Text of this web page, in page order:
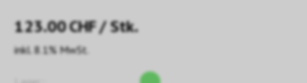
123.00CHF/ Stk.
inkl. 8.1% MwSt.